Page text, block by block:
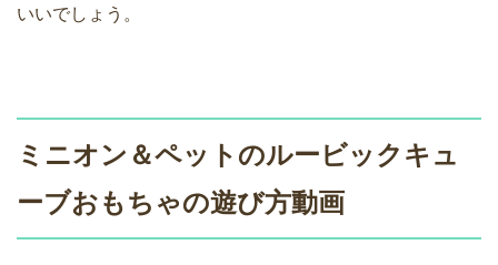
いいでしょう。
ミニオン＆ペットのルービックキュ
ーブおもちゃの遊び方動画